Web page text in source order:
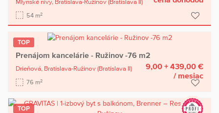
Mlynské nivy, Bratislava-Ružinov (Bratislava II)
54 m2
TOP
Prenájom kancelárie - Ružinov -76 m2
Drieňová, Bratislava-Ružinov (Bratislava II)
76 m2
9,00 + 439,00 €
/ mesiac
TOP